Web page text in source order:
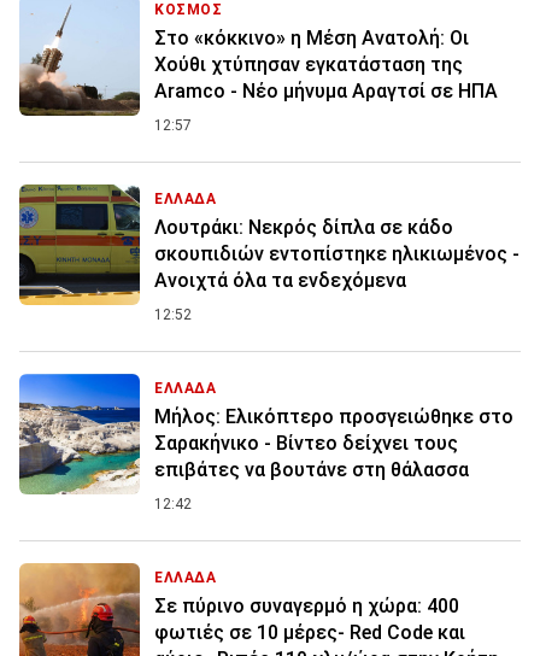
ΚΟΣΜΟΣ
Στο «κόκκινο» η Μέση Ανατολή: Οι
Χούθι χτύπησαν εγκατάσταση της
Aramco - Νέο μήνυμα Αραγτσί σε ΗΠΑ
12:57
ΕΛΛΑΔΑ
Λουτράκι: Νεκρός δίπλα σε κάδο
σκουπιδιών εντοπίστηκε ηλικιωμένος -
Ανοιχτά όλα τα ενδεχόμενα
12:52
ΕΛΛΑΔΑ
Μήλος: Ελικόπτερο προσγειώθηκε στο
Σαρακήνικο - Βίντεο δείχνει τους
επιβάτες να βουτάνε στη θάλασσα
12:42
ΕΛΛΑΔΑ
Σε πύρινο συναγερμό η χώρα: 400
φωτιές σε 10 μέρες- Red Code και